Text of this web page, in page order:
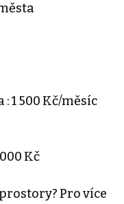
1 500 Kč/měsíc
Kč
Pro více